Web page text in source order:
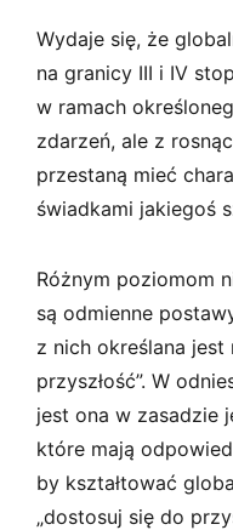
Wydaje się, że
na granicy III i IV
w ramach
zdarzeń, ale z
przestaną mieć
świadkami jakiegoś
Różnym poziomom
są odmienne
z nich określana jest
przyszłość”. W
jest ona w zasadzie
które mają
by kształtować
„dostosuj się do